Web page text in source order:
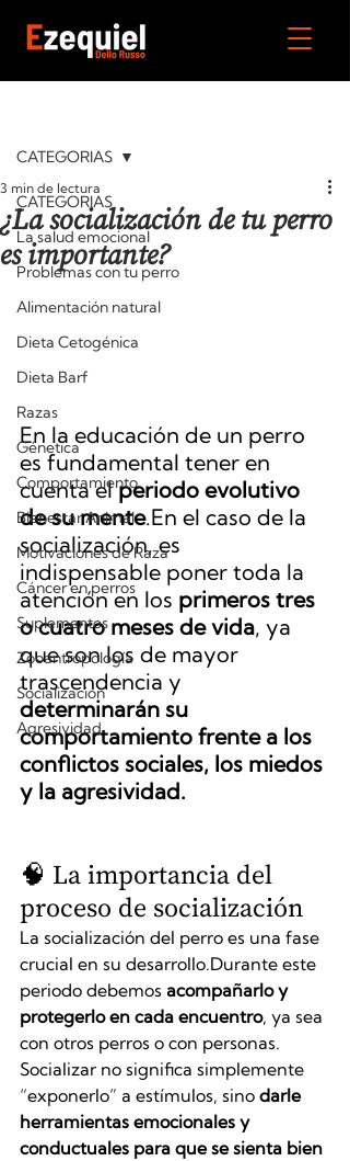
CATEGORIAS
La salud emocional
Problemas con tu perro
Alimentación natural
Dieta Cetogénica
Dieta Barf
Razas
Génetica
Comportamiento
Bienestar Animal
Motivaciones de Raza
Cáncer en perros
Suplementos
Zooantropología
Socialización
Agresividad
CATEGORIAS
¿La socialización de tu perro
es importante?
3 min de lectura
En la educación de un perro
es fundamental tener en
cuenta el periodo evolutivo
de su mente.En el caso de la
socialización, es
indispensable poner toda la
atención en los primeros tres
o cuatro meses de vida, ya
que son los de mayor
trascendencia y
determinarán su
comportamiento frente a los
conflictos sociales, los miedos
y la agresividad.
🧠 La importancia del
proceso de socialización
La socialización del perro es una fase
crucial en su desarrollo.Durante este
periodo debemos acompañarlo y
protegerlo en cada encuentro, ya sea
con otros perros o con personas.
Socializar no significa simplemente
“exponerlo” a estímulos, sino darle
herramientas emocionales y
conductuales para que se sienta bien